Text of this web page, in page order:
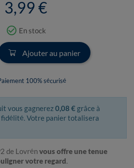
3,99 €
check_circle_outline En stock
Ajouter au panier
100% sécurisé
vous gagnerez0,08 € grâce à
Votre panier totalisera
de Lovrénvous offre une tenue
votre regard.